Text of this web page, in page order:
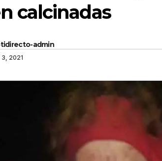
calcinadas
admin
3, 2021